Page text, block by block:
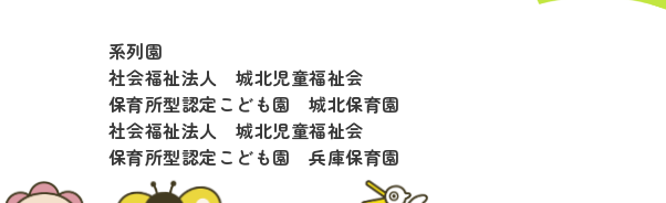
系列園
社会福祉法人 城北児童福祉会
保育所型認定こども園 城北保育園
社会福祉法人 城北児童福祉会
保育所型認定こども園 兵庫保育園